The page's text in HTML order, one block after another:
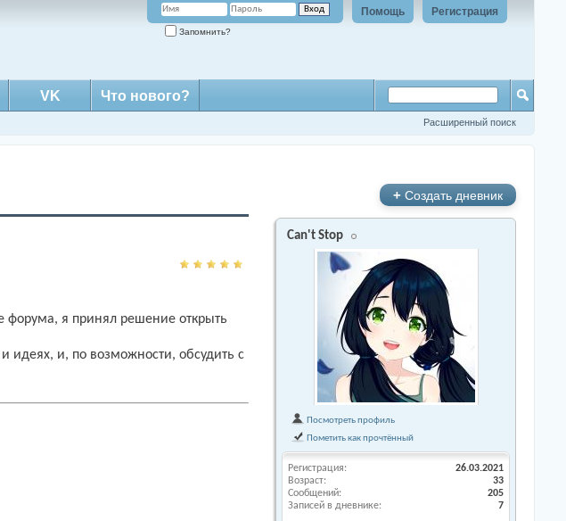
Регистрация
Помощь
Запомнить?
VK Что нового?
Расширенный поиск
форума, я принял решение открыть
идеях, и, по возможности, обсудить с
+ Создать дневник
Can't Stop
Посмотреть профиль
Пометить как прочтённый
Регистрация
26.03.2021
Возраст
33
Сообщений
205
Записей в дневнике
7